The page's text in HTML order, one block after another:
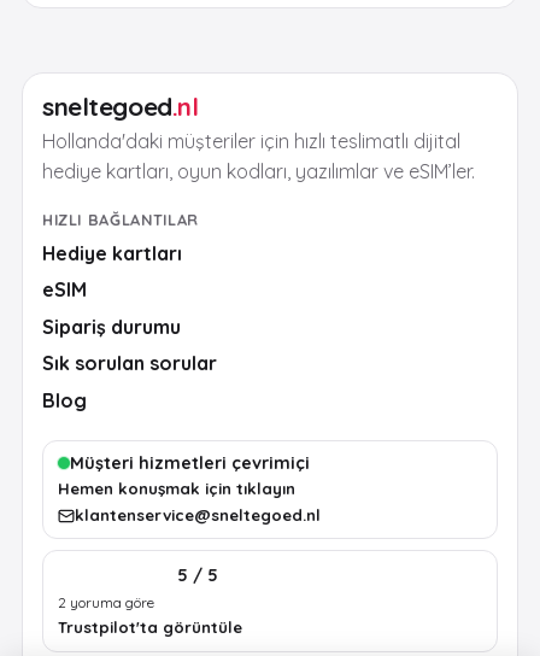
sneltegoed.nl
Hollanda'daki müşteriler için hızlı teslimatlı dijital
hediye kartları, oyun kodları, yazılımlar ve eSIM’ler.
HIZLI BAĞLANTILAR
Hediye kartları
eSIM
Sipariş durumu
Sık sorulan sorular
Blog
Müşteri hizmetleri çevrimiçi
Hemen konuşmak için tıklayın
klantenservice@sneltegoed.nl
5 / 5
2 yoruma göre
Trustpilot'ta görüntüle